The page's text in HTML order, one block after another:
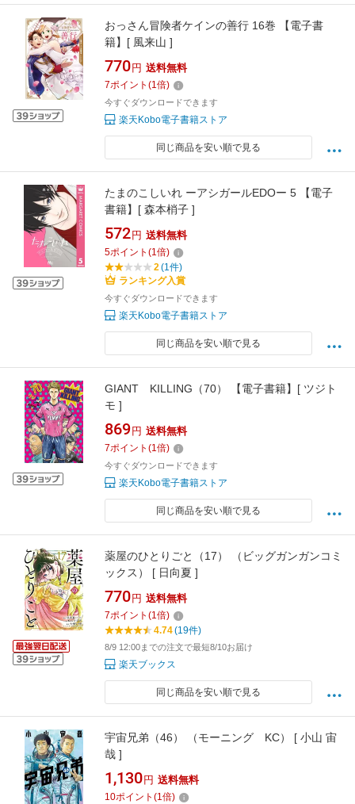
おっさん冒険者ケインの善行 16巻 【電子書
籍】[ 風来山 ]
770 円 送料無料
7ポイント (1倍)
今すぐダウンロードできます
楽天Kobo電子書籍ストア
同じ商品を安い順で見る
たまのこしいれ ーアシガールEDOー 5 【電子
書籍】[ 森本梢子 ]
572 円 送料無料
5ポイント (1倍)
2(1件)
ランキング入賞
今すぐダウンロードできます
楽天Kobo電子書籍ストア
同じ商品を安い順で見る
GIANT KILLING（70） 【電子書籍】[ ツジト
モ ]
869 円 送料無料
7ポイント (1倍)
今すぐダウンロードできます
楽天Kobo電子書籍ストア
同じ商品を安い順で見る
薬屋のひとりごと（17） （ビッグガンガンコミ
ックス） [ 日向夏 ]
770 円 送料無料
7ポイント (1倍)
4.74(19件)
8/9 12:00までの注文で最短8/10お届け
楽天ブックス
同じ商品を安い順で見る
宇宙兄弟（46） （モーニング KC） [ 小山 宙
哉 ]
1,130 円 送料無料
10ポイント (1倍)